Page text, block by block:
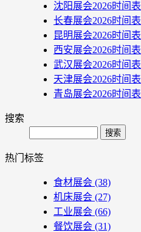
沈阳展会2026时间表
长春展会2026时间表
昆明展会2026时间表
西安展会2026时间表
武汉展会2026时间表
天津展会2026时间表
青岛展会2026时间表
搜索
Search
热门标签
食材展会 (38)
机床展会 (27)
工业展会 (66)
餐饮展会 (31)